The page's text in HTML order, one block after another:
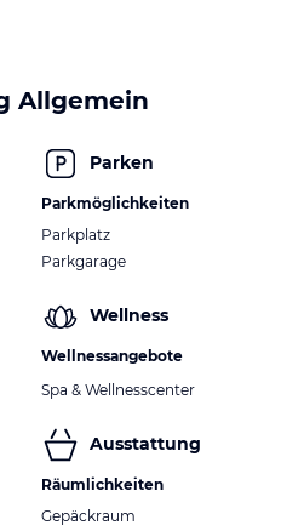
Allgemein
Parken
Parkmöglichkeiten
Parkplatz
Parkgarage
Wellness
Wellnessangebote
Spa & Wellnesscenter
Ausstattung
Räumlichkeiten
Gepäckraum